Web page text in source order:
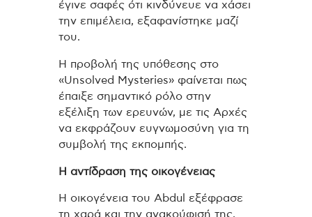
έγινε σαφές ότι κινδύνευε να χάσει
την επιμέλεια, εξαφανίστηκε μαζί
του.
Η προβολή της υπόθεσης στο
«Unsolved Mysteries» φαίνεται πως
έπαιξε σημαντικό ρόλο στην
εξέλιξη των ερευνών, με τις Αρχές
να εκφράζουν ευγνωμοσύνη για τη
συμβολή της εκπομπής.
Η αντίδραση της οικογένειας
Η οικογένεια του Abdul εξέφρασε
τη χαρά και την ανακούφισή της,